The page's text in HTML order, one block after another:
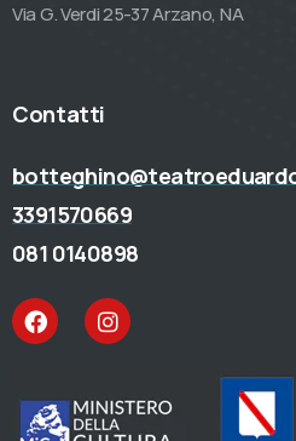
Via G. Verdi 25-37 Arzano, NA
Contatti
3391570669
081 0140898